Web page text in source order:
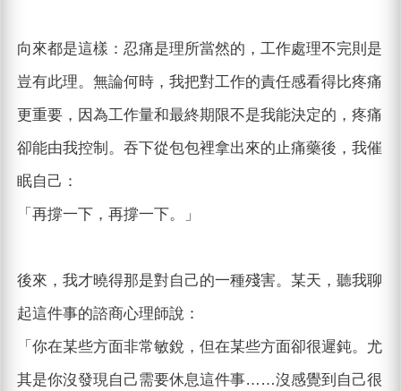
向來都是這樣：忍痛是理所當然的，工作處理不完則是
豈有此理。無論何時，我把對工作的責任感看得比疼痛
更重要，因為工作量和最終期限不是我能決定的，疼痛
卻能由我控制。吞下從包包裡拿出來的止痛藥後，我催
眠自己：
「再撐一下，再撐一下。」
後來，我才曉得那是對自己的一種殘害。某天，聽我聊
起這件事的諮商心理師說：
「你在某些方面非常敏銳，但在某些方面卻很遲鈍。尤
其是你沒發現自己需要休息這件事……沒感覺到自己很